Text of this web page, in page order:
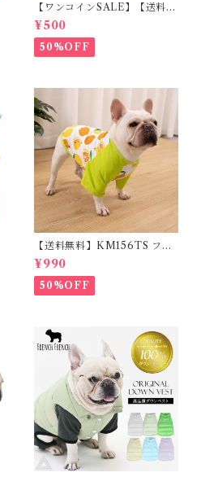
【ワンコインSALE】【送料無
料】KM503G クッションカバ
ー フレンチブルドッグ クリー
ム フレブル
¥500
50%OFF
【送料無料】KM156TS フレ
ブル Tシャツ フレンチブルド
ック レモン柄 犬服 ドックウェ
ア
¥990
50%OFF